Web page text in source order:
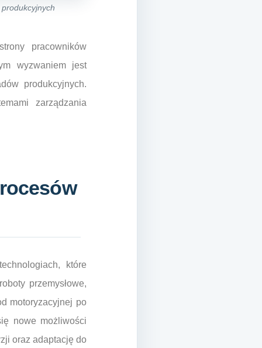
pracowników
wyzwaniem jest
produkcyjnych.
zarządzania
które
przemysłowe,
motoryzacyjnej po
nowe możliwości
oraz adaptację do